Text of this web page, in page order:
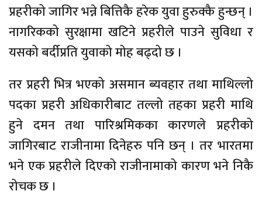
प्रहरीको जागिर भन्ने बित्तिकै हरेक युवा हुरुक्कै हुन्छन् ।
नागरिकको सुरक्षामा खटिने प्रहरीले पाउने सुविधा र
यसको बर्दीप्रति युवाको मोह बढ्दो छ ।
तर प्रहरी भित्र भएको असमान ब्यवहार तथा माथिल्लो
पदका प्रहरी अधिकारीबाट तल्लो तहका प्रहरी माथि
हुने दमन तथा पारिश्रमिकका कारणले प्रहरीको
जागिरबाट राजीनामा दिनेहरु पनि छन् । तर भारतमा
भने एक प्रहरीले दिएको राजीनामाको कारण भने निकै
रोचक छ ।